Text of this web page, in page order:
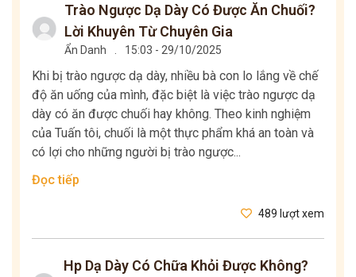
Trào Ngược Dạ Dày Có Được Ăn Chuối?
Lời Khuyên Từ Chuyên Gia
Ẩn Danh 15:03 - 29/10/2025
Khi bị trào ngược dạ dày, nhiều bà con lo lắng về chế
độ ăn uống của mình, đặc biệt là việc trào ngược dạ
dày có ăn được chuối hay không. Theo kinh nghiệm
của Tuấn tôi, chuối là một thực phẩm khá an toàn và
có lợi cho những người bị trào ngược...
Đọc tiếp
489 lượt xem
Hp Dạ Dày Có Chữa Khỏi Được Không?